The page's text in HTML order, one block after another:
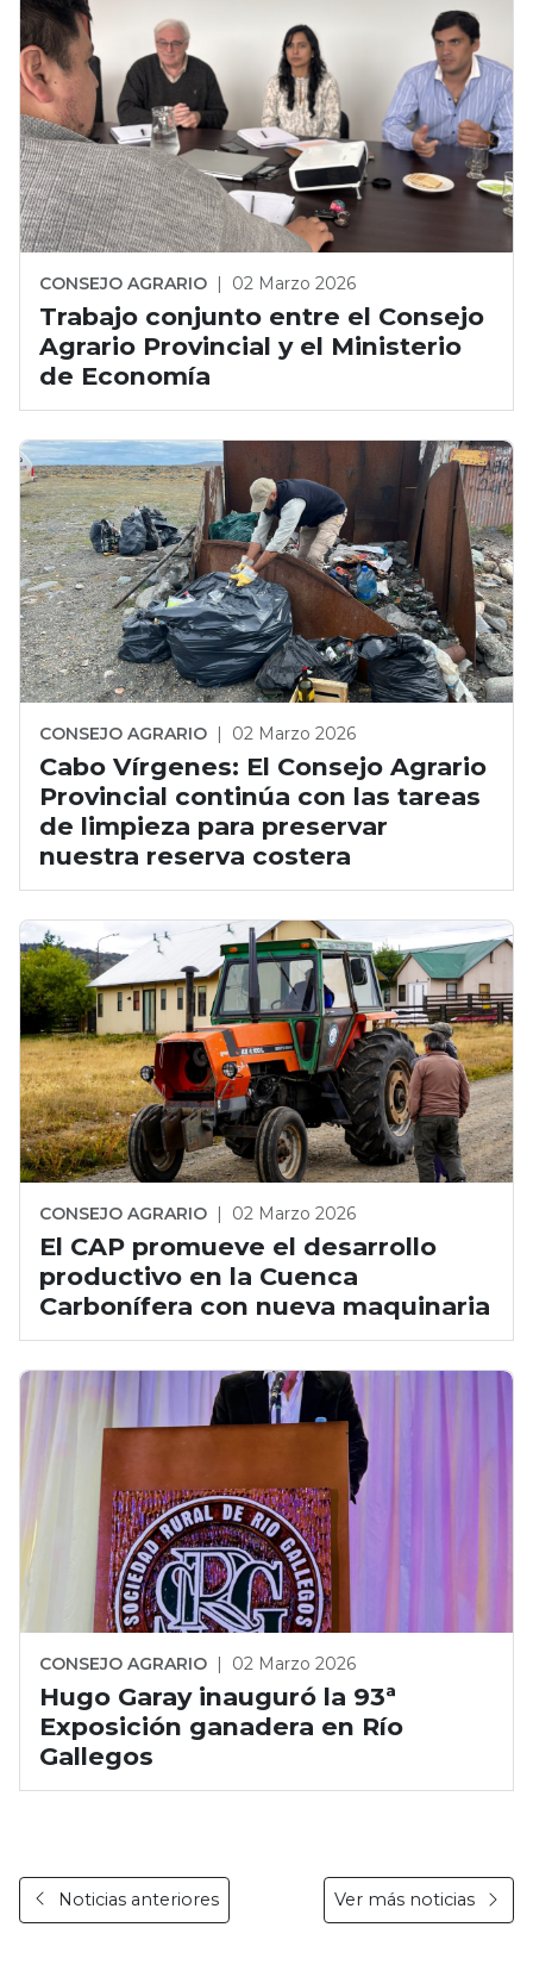
CONSEJO AGRARIO | 02 Marzo 2026
Trabajo conjunto entre el Consejo
Agrario Provincial y el Ministerio
de Economía
CONSEJO AGRARIO | 02 Marzo 2026
Cabo Vírgenes: El Consejo Agrario
Provincial continúa con las tareas
de limpieza para preservar
nuestra reserva costera
CONSEJO AGRARIO | 02 Marzo 2026
El CAP promueve el desarrollo
productivo en la Cuenca
Carbonífera con nueva maquinaria
CONSEJO AGRARIO | 02 Marzo 2026
Hugo Garay inauguró la 93ª
Exposición ganadera en Río
Gallegos
Noticias anteriores Ver más noticias